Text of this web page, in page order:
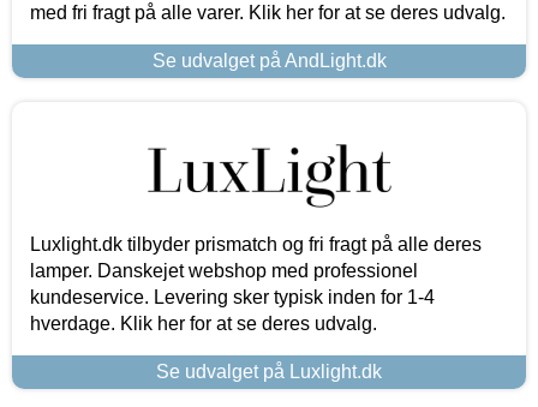
med fri fragt på alle varer. Klik her for at se deres udvalg.
Se udvalget på AndLight.dk
Luxlight.dk tilbyder prismatch og fri fragt på alle deres
lamper. Danskejet webshop med professionel
kundeservice. Levering sker typisk inden for 1-4
hverdage. Klik her for at se deres udvalg.
Se udvalget på Luxlight.dk